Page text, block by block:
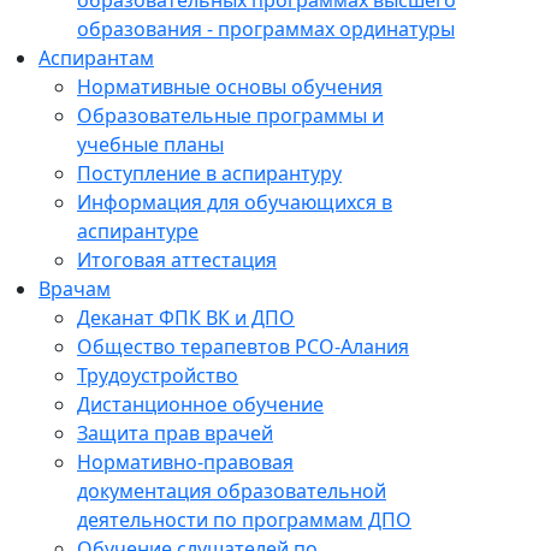
образования - программах ординатуры
Аспирантам
Нормативные основы обучения
Образовательные программы и
учебные планы
Поступление в аспирантуру
Информация для обучающихся в
аспирантуре
Итоговая аттестация
Врачам
Деканат ФПК ВК и ДПО
Общество терапевтов РСО-Алания
Трудоустройство
Дистанционное обучение
Защита прав врачей
Нормативно-правовая
документация образовательной
деятельности по программам ДПО